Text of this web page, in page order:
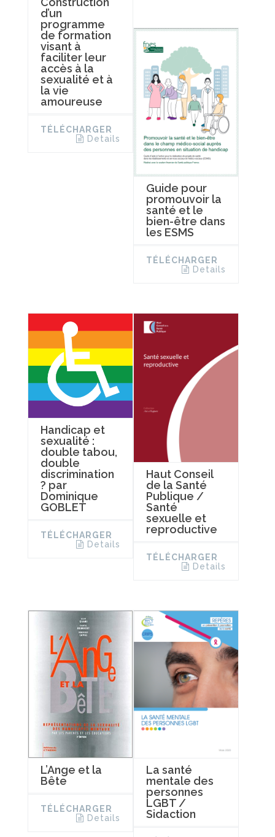
d’un
programme
de formation
visant à
faciliter leur
accès à la
sexualité et à
la vie
amoureuse
TÉLÉCHARGER
Details
Guide pour
promouvoir la
santé et le
bien-être dans
les ESMS
TÉLÉCHARGER
Details
Handicap et
sexualité :
double tabou,
double
discrimination
? par
Dominique
GOBLET
TÉLÉCHARGER
Details
Haut Conseil
de la Santé
Publique /
Santé
sexuelle et
reproductive
TÉLÉCHARGER
Details
L’Ange et la
Bête
TÉLÉCHARGER
Details
La santé
mentale des
personnes
LGBT /
Sidaction